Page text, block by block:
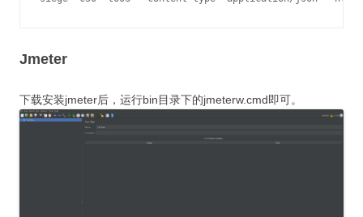
Jmeter
下载安装jmeter后，运行bin目录下的jmeterw.cmd即可。